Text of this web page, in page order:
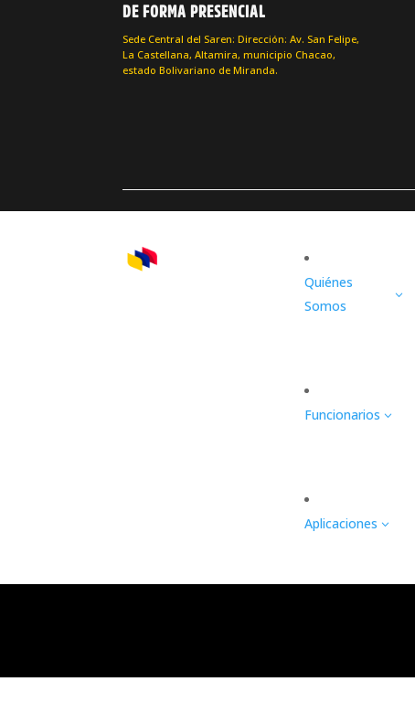
DE FORMA PRESENCIAL
Sede Central del Saren: Dirección: Av. San Felipe,
La Castellana, Altamira, municipio Chacao,
estado Bolivariano de Miranda.
Quiénes
Somos
3
Funcionarios 3
Aplicaciones 3